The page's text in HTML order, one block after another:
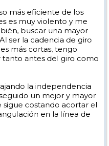
más eficiente de los
es muy violento y me
buscar una mayor
ser la cadencia de giro
más cortas, tengo
antes del giro como
la independencia
un mejor y mayor
costando acortar el
en la línea de